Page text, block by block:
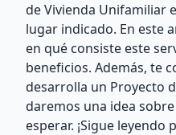
de Vivienda Unifamiliar
lugar indicado. En este
en qué consiste este
beneficios. Además, te
desarrolla un Proyecto
daremos una idea
esperar. ¡Sigue